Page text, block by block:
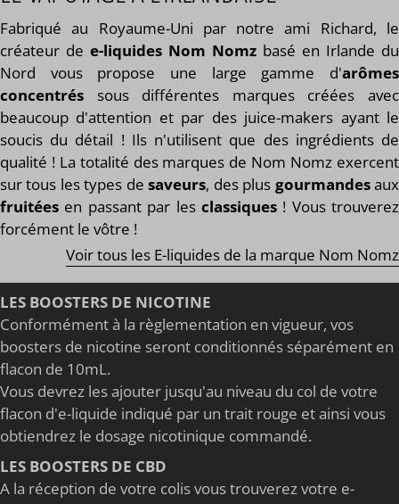
Fabriqué au Royaume-Uni par notre ami Richard, le
créateur de e-liquides Nom Nomz basé en Irlande du
Nord vous propose une large gamme d'arômes
concentrés sous différentes marques créées avec
beaucoup d'attention et par des juice-makers ayant le
soucis du détail ! Ils n'utilisent que des ingrédients de
qualité ! La totalité des marques de Nom Nomz exercent
sur tous les types desaveurs, des plus gourmandesaux
fruitées en passant par les classiques! Vous trouverez
forcément le vôtre !
Voir tous les E-liquides de la marque Nom Nomz
LES BOOSTERS DE NICOTINE
Conformément à la règlementation en vigueur, vos
boosters de nicotine seront conditionnés séparément en
flacon de 10mL.
Vous devrez les ajouter jusqu'au niveau du col de votre
flacon d'e-liquide indiqué par un trait rouge et ainsi vous
obtiendrez le dosage nicotinique commandé.
LES BOOSTERS DE CBD
A la réception de votre colis vous trouverez votre e-